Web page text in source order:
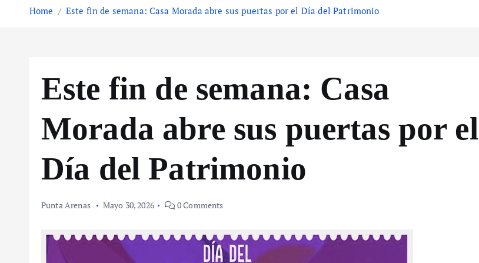
Home Este fin de semana: Casa Morada abre sus puertas por el Día del Patrimonio
Este fin de semana: Casa
Morada abre sus puertas por el
Día del Patrimonio
Punta Arenas Mayo 30, 2026 0 Comments